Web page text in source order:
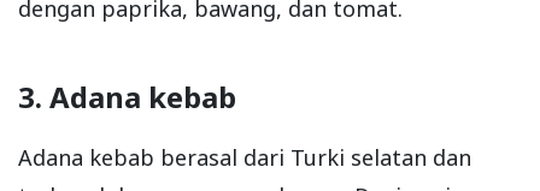
dengan paprika, bawang, dan tomat.
3. Adana kebab
Adana kebab berasal dari Turki selatan dan